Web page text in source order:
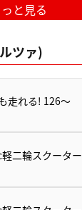
と見る
ツァ)
走れる! 126～
二輪スクーター